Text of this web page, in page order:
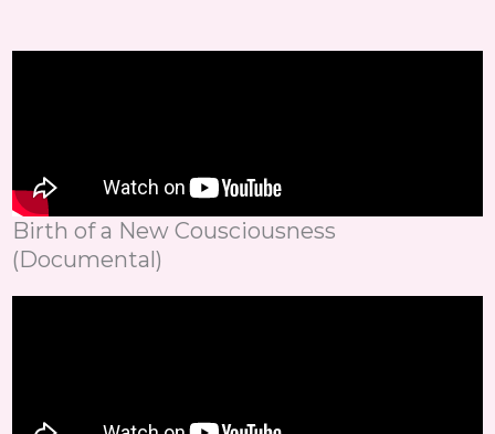
Birth of a New Cousciousness
(Documental)